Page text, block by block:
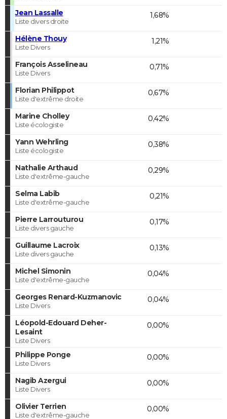
Jean Lassalle
Liste divers droite
1,68%
Hélène Thouy
Liste Divers
1,21%
François Asselineau
Liste Divers
0,71%
Florian Philippot
Liste d'extrême droite
0,67%
Marine Cholley
Liste écologiste
0,42%
Yann Wehrling
Liste écologiste
0,38%
Nathalie Arthaud
Liste d'extrême-gauche
0,29%
Selma Labib
Liste d'extrême-gauche
0,21%
Pierre Larrouturou
Liste divers gauche
0,17%
Guillaume Lacroix
Liste divers gauche
0,13%
Michel Simonin
Liste d'extrême-gauche
0,04%
Georges Renard-Kuzmanovic
Liste Divers
0,04%
Léopold-Edouard Deher-
Lesaint
Liste Divers
0,00%
Philippe Ponge
Liste Divers
0,00%
Nagib Azergui
Liste Divers
0,00%
Olivier Terrien
Liste d'extrême-gauche
0,00%